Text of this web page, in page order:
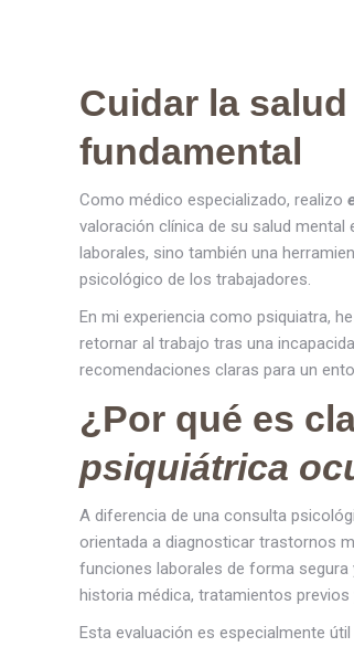
Cuidar la
fundamental
Como médico especializado, realizo
valoración clínica de su salud
laborales, sino también una
psicológico de los trabajadores.
En mi experiencia como psiquiatra,
retornar al trabajo tras una
recomendaciones claras para un
¿Por qué es
psiquiátrica
A diferencia de una consulta
orientada a diagnosticar trastornos
funciones laborales de forma
historia médica, tratamientos previos
Esta evaluación es especialmente